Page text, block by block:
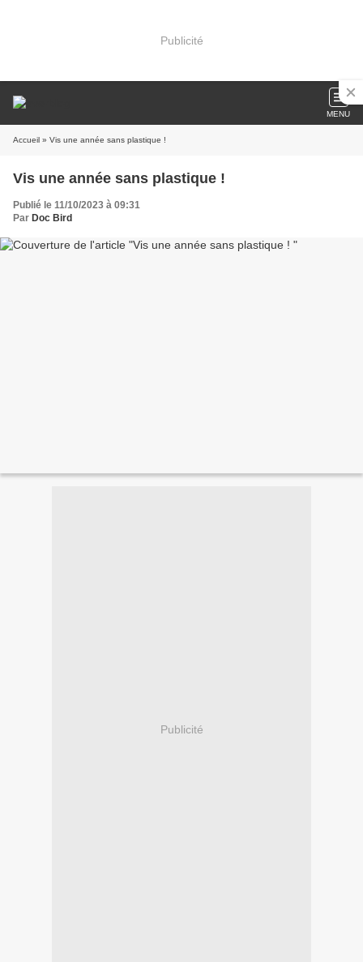
Publicité
MENU
Accueil » Vis une année sans plastique !
Vis une année sans plastique !
Publié le 11/10/2023 à 09:31
Par Doc Bird
Publicité